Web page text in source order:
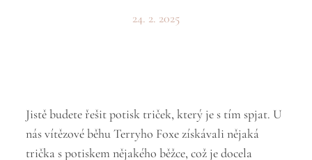
24. 2. 2025
Jistě budete řešitpotisk triček, který je s tím spjat. U
nás vítězové běhu Terryho Foxe získávali nějaká
trička s potiskem nějakého běžce, což je docela